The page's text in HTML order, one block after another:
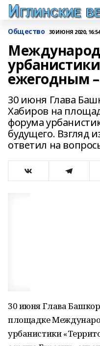
Общество 30 ИЮНЯ 2020, 16:54
ежегодным
30 июня Глава
Хабиров на
форума
будущего. Взгляд
ответил на
30 июня Глава
площадке
урбанистики